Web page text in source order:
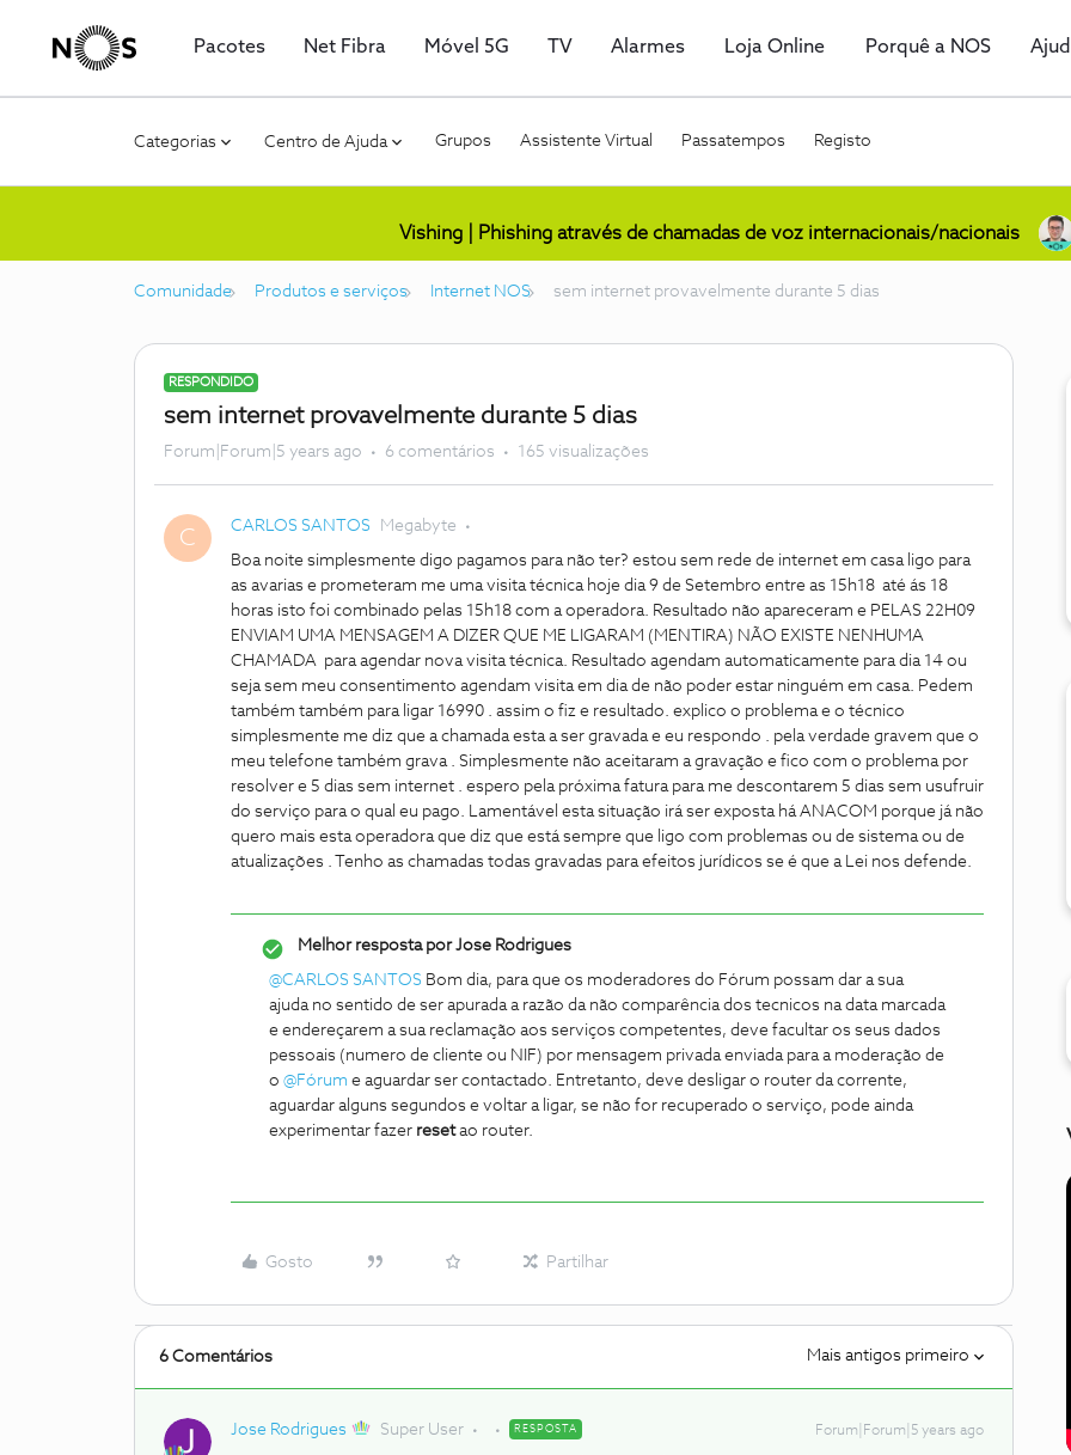
Pacotes Net Fibra Móvel 5G TV Alarmes Loja Online Porquê a NOS
Categorias Centro de Ajuda Grupos Assistente Virtual Passatempos Registo
Vishing | Phishing através de chamadas de voz internacionais/nacionais
Comunidade Produtos e serviços Internet NOS sem internet provavelmente durante 5 dias
RESPONDIDO
sem internet provavelmente durante 5 dias
Forum|Forum|5 years ago 6 comentários 165 visualizações
C CARLOS SANTOS Megabyte
Boa noite simplesmente digo pagamos para não ter? estou sem rede de internet em casa ligo para
as avarias e prometeram me uma visita técnica hoje dia 9 de Setembro entre as 15h18 até ás 18
horas isto foi combinado pelas 15h18 com a operadora. Resultado não apareceram e PELAS 22H09
ENVIAM UMA MENSAGEM A DIZER QUE ME LIGARAM (MENTIRA) NÃO EXISTE NENHUMA
CHAMADA para agendar nova visita técnica. Resultado agendam automaticamente para dia 14 ou
seja sem meu consentimento agendam visita em dia de não poder estar ninguém em casa. Pedem
também também para ligar 16990 . assim o fiz e resultado. explico o problema e o técnico
simplesmente me diz que a chamada esta a ser gravada e eu respondo . pela verdade gravem que o
meu telefone também grava . Simplesmente não aceitaram a gravação e fico com o problema por
resolver e 5 dias sem internet . espero pela próxima fatura para me descontarem 5 dias sem usufruir
do serviço para o qual eu pago. Lamentável esta situação irá ser exposta há ANACOM porque já não
quero mais esta operadora que diz que está sempre que ligo com problemas ou de sistema ou de
atualizações . Tenho as chamadas todas gravadas para efeitos jurídicos se é que a Lei nos defende.
Melhor resposta porJose Rodrigues
@CARLOS SANTOS Bom dia, para que os moderadores do Fórum possam dar a sua
ajuda no sentido de ser apurada a razão da não comparência dos tecnicos na data marcada
e endereçarem a sua reclamação aos serviços competentes, deve facultar os seus dados
pessoais (numero de cliente ou NIF) por mensagem privada enviada para a moderação de
o @Fórum e aguardar ser contactado. Entretanto, deve desligar o router da corrente,
aguardar alguns segundos e voltar a ligar, se não for recuperado o serviço, pode ainda
experimentar fazer resetao router.
Gosto Partilhar
6 Comentários Mais antigos primeiro
Jose Rodrigues Super User RESPOSTA Forum|Forum|5 years ago